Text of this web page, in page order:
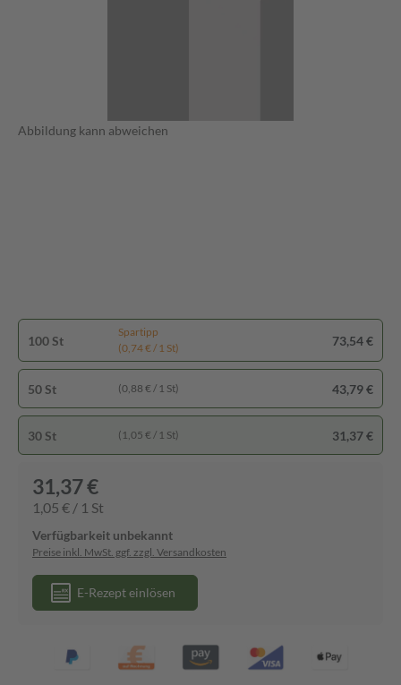
Abbildung kann abweichen
100 St
Spartipp
(0,74 € / 1 St)
73,54 €
50 St (0,88 € / 1 St) 43,79 €
30 St (1,05 € / 1 St) 31,37 €
31,37 €
1,05 € / 1 St
Verfügbarkeit unbekannt
Preise inkl. MwSt. ggf. zzgl. Versandkosten
E-Rezept einlösen